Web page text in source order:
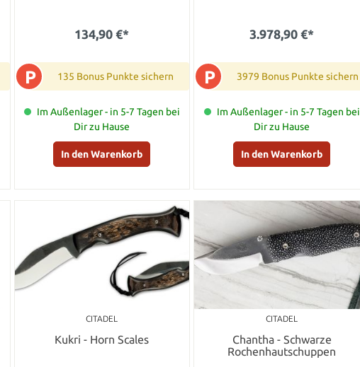
134,90 €*
P 135 Bonus Punkte sichern
Im Außenlager - in 5-7 Tagen bei
Dir zu Hause
In den Warenkorb
3.978,90 €*
P 3979 Bonus Punkte sichern
Im Außenlager - in 5-7 Tagen bei
Dir zu Hause
In den Warenkorb
CITADEL
Kukri - Horn Scales
CITADEL
Chantha - Schwarze
Rochenhautschuppen